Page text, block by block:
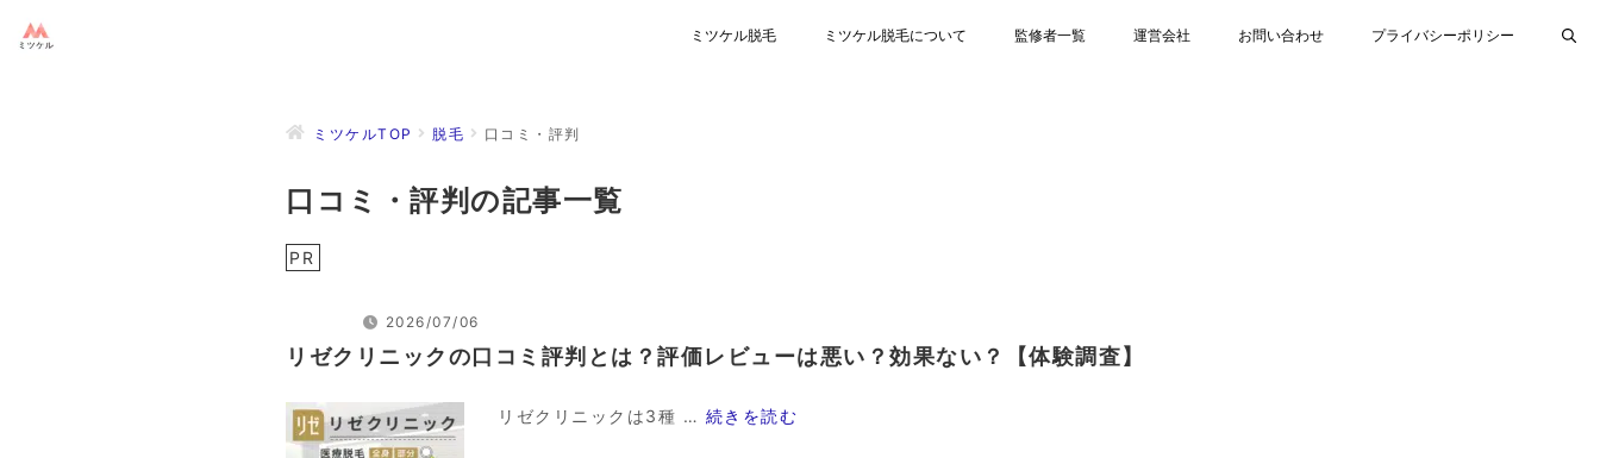
ミツケル脱毛 ミツケル脱毛について 監修者一覧 運営会社 お問い合わせ プライバシーポリシー
ミツケルTOP 脱毛 口コミ・評判
口コミ・評判の記事一覧
PR
リゼクリニックの口コミ評判とは？評価レビューは悪い？効果ない？【体験調査】
2026/07/06
リゼクリニックは3種 … 続きを読む